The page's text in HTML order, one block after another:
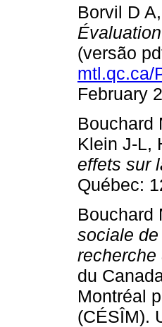
Borvil D
(versão
mtl.qc.ca/
February
Bouchard
Klein J-L,
effets sur
Québec:
Bouchard
sociale
recherche
du
Montréal
(CÉSÎM).